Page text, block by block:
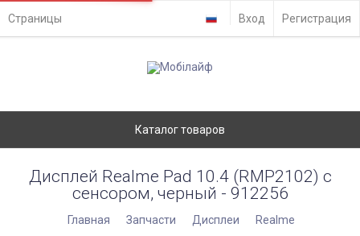
Страницы Вход Регистрация
Каталог товаров
Дисплей Realme Pad 10.4 (RMP2102) с
сенсором, черный - 912256
Главная Запчасти Дисплеи Realme